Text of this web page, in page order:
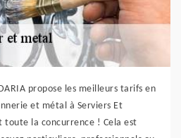
propose les meilleurs tarifs en
et métal à Serviers Et
toute la concurrence ! Cela est